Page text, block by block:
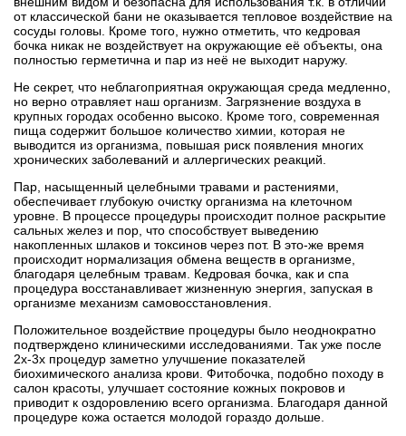
от классической бани не оказывается тепловое воздействие на
сосуды головы. Кроме того, нужно отметить, что кедровая
бочка никак не воздействует на окружающие её объекты, она
полностью герметична и пар из неё не выходит наружу.
Не секрет, что неблагоприятная окружающая среда медленно,
но верно отравляет наш организм. Загрязнение воздуха в
крупных городах особенно высоко. Кроме того, современная
пища содержит большое количество химии, которая не
выводится из организма, повышая риск появления многих
хронических заболеваний и аллергических реакций.
Пар, насыщенный целебными травами и растениями,
обеспечивает глубокую очистку организма на клеточном
уровне. В процессе процедуры происходит полное раскрытие
сальных желез и пор, что способствует выведению
накопленных шлаков и токсинов через пот. В это-же время
происходит нормализация обмена веществ в организме,
благодаря целебным травам. Кедровая бочка, как и спа
процедура восстанавливает жизненную энергия, запуская в
организме механизм самовосстановления.
Положительное воздействие процедуры было неоднократно
подтверждено клиническими исследованиями. Так уже после
2х-3х процедур заметно улучшение показателей
биохимического анализа крови. Фитобочка, подобно походу в
салон красоты, улучшает состояние кожных покровов и
приводит к оздоровлению всего организма. Благодаря данной
процедуре кожа остается молодой гораздо дольше.